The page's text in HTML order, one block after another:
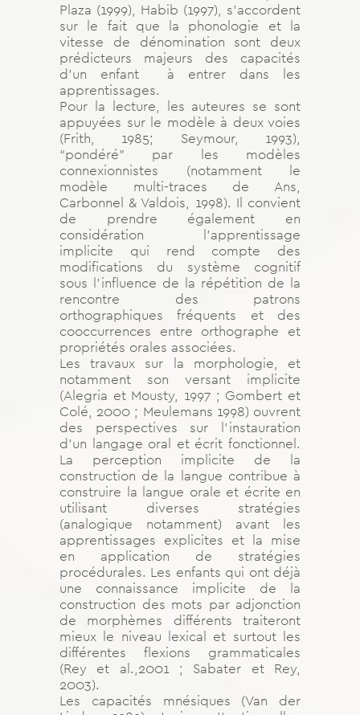
Plaza (1999), Habib (1997), s’accordent
sur le fait que la phonologie et la
vitesse de dénomination sont deux
prédicteurs majeurs des capacités
d’un enfant à entrer dans les
apprentissages.
Pour la lecture, les auteures se sont
appuyées sur le modèle à deux voies
(Frith, 1985; Seymour, 1993),
“pondéré” par les modèles
connexionnistes (notamment le
modèle multi-traces de Ans,
Carbonnel & Valdois, 1998). Il convient
de prendre également en
considération l’apprentissage
implicite qui rend compte des
modifications du système cognitif
sous l’influence de la répétition de la
rencontre des patrons
orthographiques fréquents et des
cooccurrences entre orthographe et
propriétés orales associées.
Les travaux sur la morphologie, et
notamment son versant implicite
(Alegria et Mousty, 1997 ; Gombert et
Colé, 2000 ; Meulemans 1998) ouvrent
des perspectives sur l’instauration
d’un langage oral et écrit fonctionnel.
La perception implicite de la
construction de la langue contribue à
construire la langue orale et écrite en
utilisant diverses stratégies
(analogique notamment) avant les
apprentissages explicites et la mise
en application de stratégies
procédurales. Les enfants qui ont déjà
une connaissance implicite de la
construction des mots par adjonction
de morphèmes différents traiteront
mieux le niveau lexical et surtout les
différentes flexions grammaticales
(Rey et al.,2001 ; Sabater et Rey,
2003).
Les capacités mnésiques (Van der